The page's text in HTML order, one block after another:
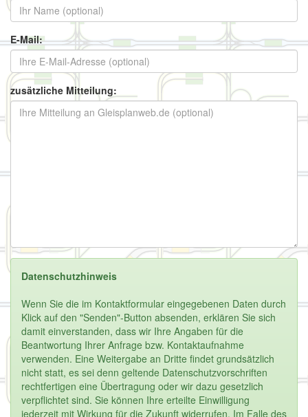
E-Mail:
zusätzliche Mitteilung:
Datenschutzhinweis
Wenn Sie die im Kontaktformular eingegebenen Daten durch
Klick auf den "Senden"-Button absenden, erklären Sie sich
damit einverstanden, dass wir Ihre Angaben für die
Beantwortung Ihrer Anfrage bzw. Kontaktaufnahme
verwenden. Eine Weitergabe an Dritte findet grundsätzlich
nicht statt, es sei denn geltende Datenschutzvorschriften
rechtfertigen eine Übertragung oder wir dazu gesetzlich
verpflichtet sind. Sie können Ihre erteilte Einwilligung
jederzeit mit Wirkung für die Zukunft widerrufen. Im Falle des